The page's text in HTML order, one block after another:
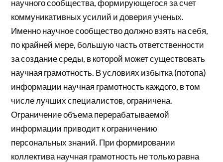
научного сообщества, формирующегося за счет
коммуникативных усилий и доверия ученых.
Именно научное сообщество должно взять на себя,
по крайней мере, большую часть ответственности
за создание среды, в которой может существовать
научная грамотность. В условиях избытка (потопа)
информации научная грамотность каждого, в том
числе лучших специалистов, ограничена.
Ограничение объема перерабатываемой
информации приводит к ограничению
персональных знаний. При формировании
коллектива научная грамотность не только равна